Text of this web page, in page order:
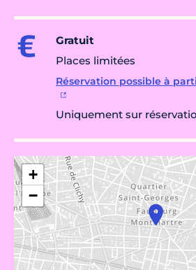
Gratuit
Places limitées
Réservation possible à
Uniquement sur
+
−